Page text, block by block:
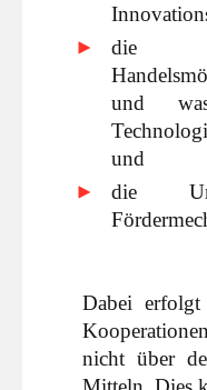
die
und
und
die
Dabei erfolgt
nicht über